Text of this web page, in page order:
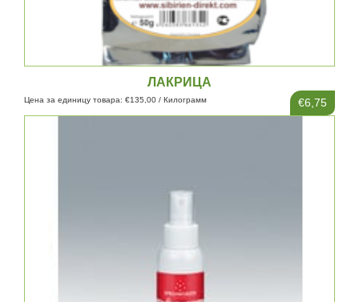
ЛАКРИЦА
€6,75
Цена за единицу товара: €135,00 / Килограмм